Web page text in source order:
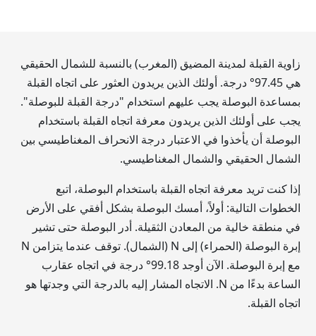
زاوية القبلة لمدينة المضيق (المغرب) بالنسبة للشمال الحقيقي
هي97.45° درجة. أولئك الذين يريدون العثور على اتجاه القبلة
بمساعدة البوصلة يجب عليهم استخدام "درجة القبلة للبوصلة".
يجب على أولئك الذين يريدون معرفة اتجاه القبلة باستخدام
البوصلة أن يأخذوا في الاعتبار درجة الانحراف المغناطيسي بين
الشمال الحقيقي والشمال المغناطيسي.
إذا كنت تريد معرفة اتجاه القبلة باستخدام البوصلة، اتبع
الخطوات التالية: أولاً، أمسك البوصلة بشكل أفقي على الأرض
في منطقة خالية من المعادن الثقيلة. أدر البوصلة حتى تشير
إبرة البوصلة (الحمراء) إلى N (الشمال). توقف عندما يتزامن N
مع إبرة البوصلة. الآن أوجد99.18° درجة في اتجاه عقارب
الساعة بدءًا من N. الاتجاه المشار إليه بالدرجة التي وجدتها هو
اتجاه القبلة.